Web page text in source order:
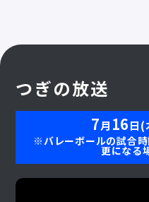
つぎの放送
7月 16日(
※バレーボールの試合
更になる